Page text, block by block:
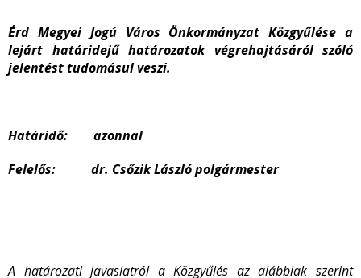
Érd Megyei Jogú Város Önkormányzat Közgyűlése a
lejárt határidejű határozatok végrehajtásáról szóló
jelentést tudomásul veszi.
Határidő: azonnal
Felelős: dr. Csőzik László polgármester
A határozati javaslatról a Közgyűlés az alábbiak szerint